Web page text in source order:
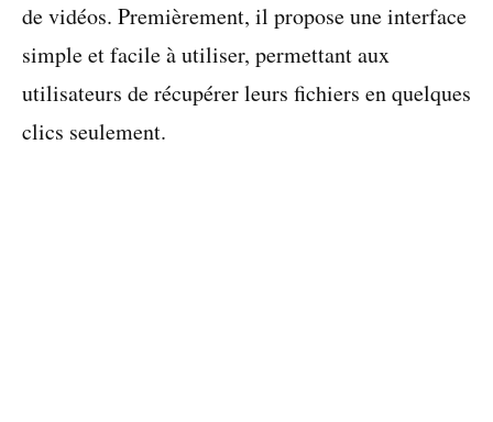
de vidéos. Premièrement, il propose une interface
simple et facile à utiliser, permettant aux
utilisateurs de récupérer leurs fichiers en quelques
clics seulement.